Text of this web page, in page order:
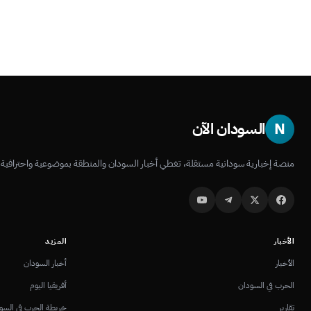
N السودان الآن
منصة إخبارية سودانية مستقلة، تغطي أخبار السودان والمنطقة بموضوعية
الأخبار
الأخبار
الحرب في السودان
تقارير
المزيد
أخبار السودان
أفريقيا اليوم
خريطة الحرب في